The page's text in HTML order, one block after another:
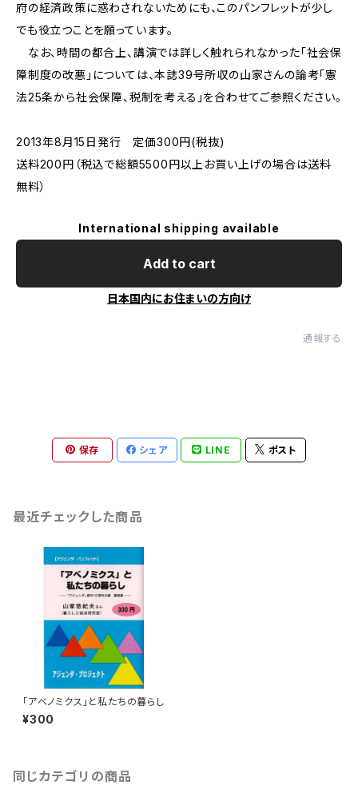
府の経済政策に惑わされないためにも、このパンフレットが少し
でも役立つことを願っています。
なお、時間の都合上、講演では詳しく触れられなかった「社会保
障制度の改悪」については、本誌39号所収の山家さんの論考「憲
法25条から社会保障、税制を考える」を合わせてご参照ください。
2013年8月15日発行 定価300円(税抜)
送料200円（税込で総額5500円以上お買い上げの場合は送料
無料）
International shipping available
Add to cart
日本国内にお住まいの方向け
通報する
保存 シェア LINE ポスト
最近チェックした商品
「アベノミクス」と私たちの暮らし
¥300
同じカテゴリの商品